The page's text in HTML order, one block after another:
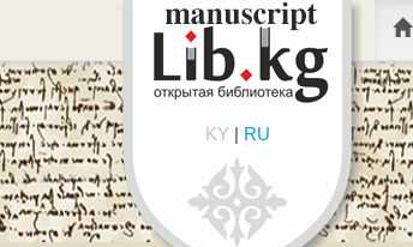
KY| RU